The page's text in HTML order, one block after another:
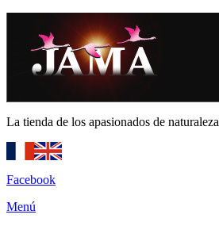
La tienda de los apasionados de naturaleza
Facebook
Menú